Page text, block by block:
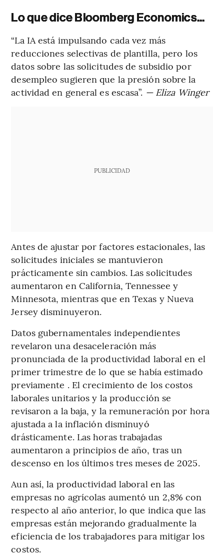
Lo que dice Bloomberg Economics...
“La IA está impulsando cada vez más
reducciones selectivas de plantilla, pero los
datos sobre las solicitudes de subsidio por
desempleo sugieren que la presión sobre la
actividad en general es escasa”. — Eliza Winger
PUBLICIDAD
Antes de ajustar por factores estacionales, las
solicitudes iniciales se mantuvieron
prácticamente sin cambios. Las solicitudes
aumentaron en California, Tennessee y
Minnesota, mientras que en Texas y Nueva
Jersey disminuyeron.
Datos gubernamentales independientes
revelaron una desaceleración más
pronunciada de la productividad laboral en el
primer trimestre de lo que se había estimado
previamente . El crecimiento de los costos
laborales unitarios y la producción se
revisaron a la baja, y la remuneración por hora
ajustada a la inflación disminuyó
drásticamente. Las horas trabajadas
aumentaron a principios de año, tras un
descenso en los últimos tres meses de 2025.
Aun así, la productividad laboral en las
empresas no agrícolas aumentó un 2,8% con
respecto al año anterior, lo que indica que las
empresas están mejorando gradualmente la
eficiencia de los trabajadores para mitigar los
costos.